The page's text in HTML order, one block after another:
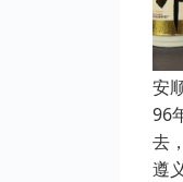
安
96
去
遵